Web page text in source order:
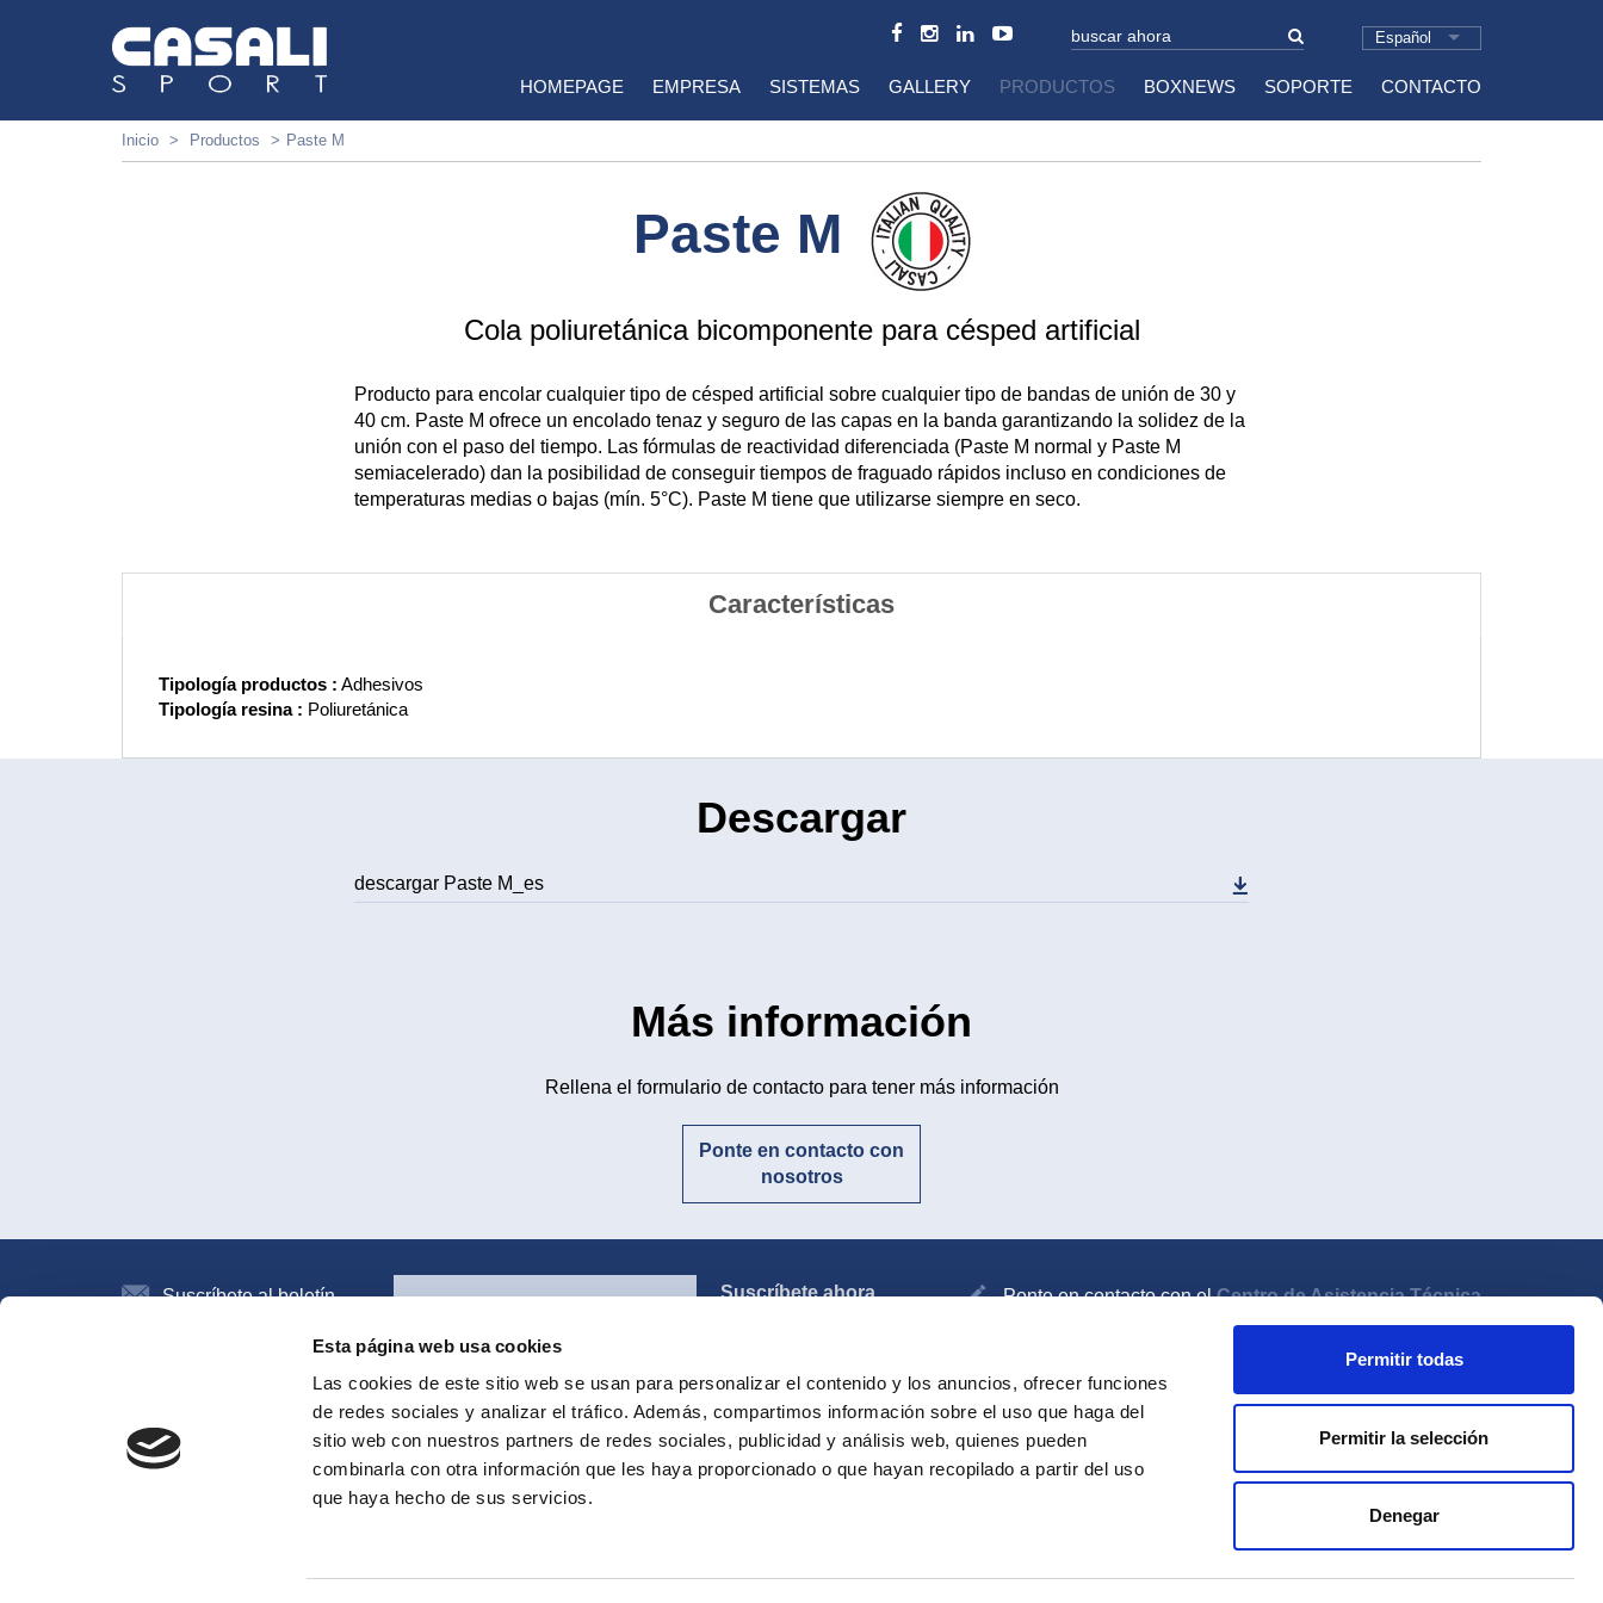
Esta página web usa cookies
Las cookies de este sitio web se usan para personalizar el contenido y los anuncios, ofrecer funciones
de redes sociales y analizar el tráfico. Además, compartimos información sobre el uso que haga del
sitio web con nuestros partners de redes sociales, publicidad y análisis web, quienes pueden
combinarla con otra información que les haya proporcionado o que hayan recopilado a partir del uso
que haya hecho de sus servicios.
Permitir todas
Permitir la selección
Denegar
Español
HOMEPAGE EMPRESA SISTEMAS GALLERY PRODUCTOS BOXNEWS SOPORTE CONTACTO
Inicio Productos Paste M
Paste M
Cola poliuretánica bicomponente para césped artificial
Producto para encolar cualquier tipo de césped artificial sobre cualquier tipo de bandas de unión de 30 y
40 cm. Paste M ofrece un encolado tenaz y seguro de las capas en la banda garantizando la solidez de la
unión con el paso del tiempo. Las fórmulas de reactividad diferenciada (Paste M normal y Paste M
semiacelerado) dan la posibilidad de conseguir tiempos de fraguado rápidos incluso en condiciones de
temperaturas medias o bajas (mín. 5°C). Paste M tiene que utilizarse siempre en seco.
Características
Tipología productos : Adhesivos
Tipología resina : Poliuretánica
Descargar
descargar Paste M_es
Más información
Rellena el formulario de contacto para tener más información
Ponte en contacto con
nosotros
Suscríbete al boletín Suscríbete ahora Ponte en contacto con elCentro de Asistencia Técnica
Todos los sistemas Todos los productos Introduce la palabra clave
© Casali Sport | C.F. e P.IVA IT00123370421